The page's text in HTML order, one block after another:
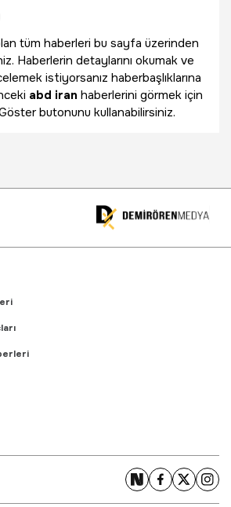
tüm haberleri bu sayfa üzerinden
Haberlerin detaylarını okumak ve
istiyorsanız haberbaşlıklarına
abd iran haberlerini görmek için
butonunu kullanabilirsiniz.